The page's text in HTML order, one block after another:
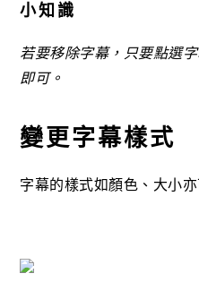
小知識
若要移除字幕，只要點選
即可。
變更字幕樣式
字幕的樣式如顏色、大小